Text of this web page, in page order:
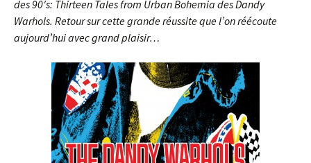
des 90′s: Thirteen Tales from Urban Bohemia des Dandy
Warhols. Retour sur cette grande réussite que l’on réécoute
aujourd’hui avec grand plaisir…